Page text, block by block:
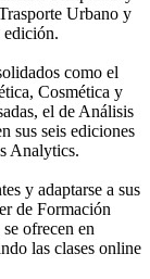
Urbano y
edición.
como el
Cosmética y
el de Análisis
sus seis ediciones
Analytics.
y adaptarse a sus
de Formación
ofrecen en
las clases online